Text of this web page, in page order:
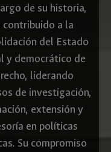
de su historia,
contribuido a la
del Estado
y democrático de
liderando
de investigación,
extensión y
en políticas
Su compromiso